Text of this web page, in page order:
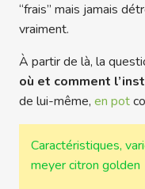
“frais” mais jamais
vraiment.
À partir de là, la
où et comment
de lui-même, en pot
Caractéristiques,
meyer citron golden